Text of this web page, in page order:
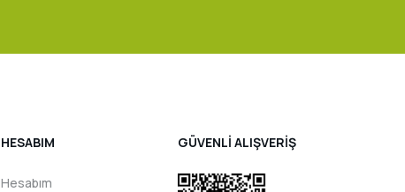
HESABIM
Hesabım
GÜVENLİ ALIŞVERİŞ